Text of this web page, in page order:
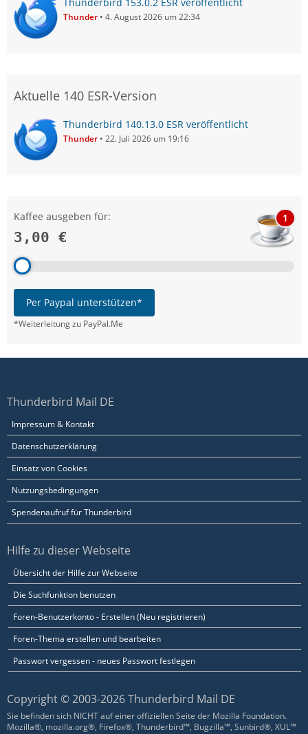
Thunder 4. August 2026 um 22:34
Aktuelle 140 ESR-Version
Thunderbird 140.13.0 ESR veröffentlicht
Thunder 22. Juli 2026 um 19:16
Kaffee ausgeben für:
3,00 €
1
Per Paypal unterstützen*
*Weiterleitung zu PayPal.Me
Thunderbird Mail DE
Impressum & Kontakt
Datenschutzerklärung
Einsatz von Cookies
Nutzungsbedingungen
Spendenaufruf für Thunderbird
Hilfe zu dieser Webseite
Übersicht der Hilfe zur Webseite
Die Suchfunktion benutzen
Foren-Benutzerkonto - Erstellen (Neu registrieren)
Foren-Thema erstellen und bearbeiten
Passwort vergessen - neues Passwort festlegen
Copyright © 2003-2026 Thunderbird Mail DE
Sie befinden sich NICHT auf einer offiziellen Seite der Mozilla Foundation.
Mozilla®, mozilla.org®, Firefox®, Thunderbird™, Bugzilla™, Sunbird®, XUL™